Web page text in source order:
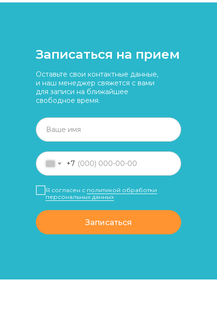
Записаться на прием
Оставьте свои контактные данные,
и наш менеджер свяжется с вами
для записи на ближайшее
свободное время.
+7
Я согласен с политикой обработки
персональных данных
Записаться